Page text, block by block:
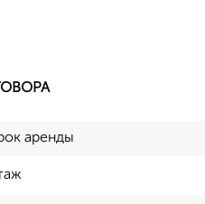
аренды